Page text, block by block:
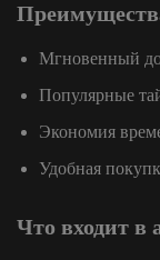
Мгновенный
Популярные
Экономия
Удобная
Что входит в